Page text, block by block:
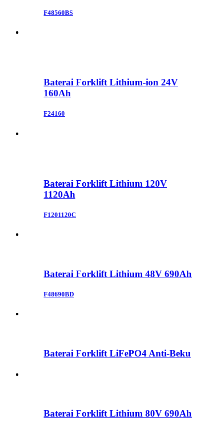
F48560BS
Baterai Forklift Lithium-ion 24V
160Ah
F24160
Baterai Forklift Lithium 120V
1120Ah
F1201120C
Baterai Forklift Lithium 48V 690Ah
F48690BD
Baterai Forklift LiFePO4 Anti-Beku
Baterai Forklift Lithium 80V 690Ah